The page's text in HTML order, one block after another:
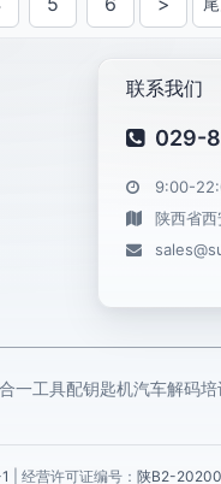
下一页
联系我们
029-
9:00-
陕西省西
一工具配钥匙机汽车解码培
| 经营许可证编号： 陕B2-